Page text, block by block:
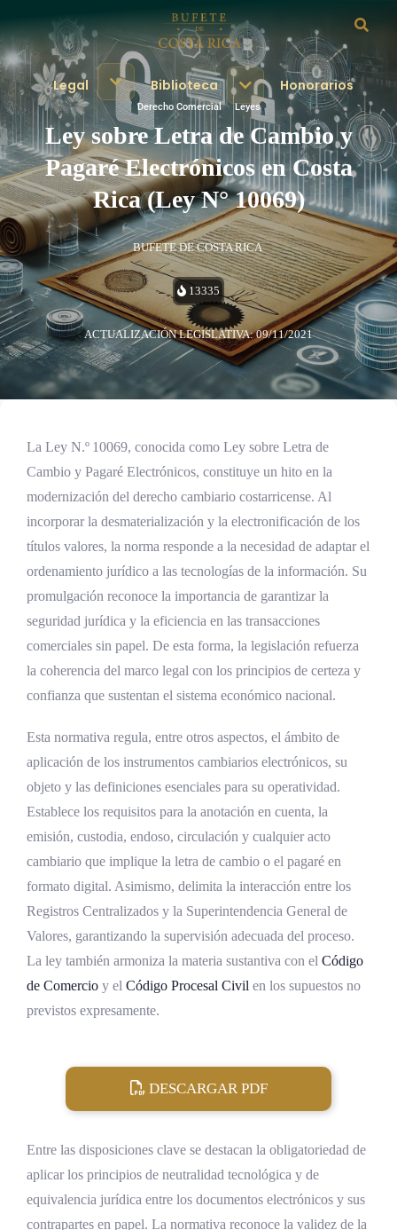
Legal Biblioteca Honorarios
Derecho Comercial·Leyes
Ley sobre Letra de Cambio y
Pagaré Electrónicos en Costa
Rica (Ley N° 10069)
BUFETE DE COSTA RICA
13335
ACTUALIZACIÓN LEGISLATIVA: 09/11/2021
La Ley N.º 10069, conocida como Ley sobre Letra de
Cambio y Pagaré Electrónicos, constituye un hito en la
modernización del derecho cambiario costarricense. Al
incorporar la desmaterialización y la electronificación de los
títulos valores, la norma responde a la necesidad de adaptar el
ordenamiento jurídico a las tecnologías de la información. Su
promulgación reconoce la importancia de garantizar la
seguridad jurídica y la eficiencia en las transacciones
comerciales sin papel. De esta forma, la legislación refuerza
la coherencia del marco legal con los principios de certeza y
confianza que sustentan el sistema económico nacional.
Esta normativa regula, entre otros aspectos, el ámbito de
aplicación de los instrumentos cambiarios electrónicos, su
objeto y las definiciones esenciales para su operatividad.
Establece los requisitos para la anotación en cuenta, la
emisión, custodia, endoso, circulación y cualquier acto
cambiario que implique la letra de cambio o el pagaré en
formato digital. Asimismo, delimita la interacción entre los
Registros Centralizados y la Superintendencia General de
Valores, garantizando la supervisión adecuada del proceso.
La ley también armoniza la materia sustantiva con el Código
de Comercio y el Código Procesal Civil en los supuestos no
previstos expresamente.
DESCARGAR PDF
Entre las disposiciones clave se destacan la obligatoriedad de
aplicar los principios de neutralidad tecnológica y de
equivalencia jurídica entre los documentos electrónicos y sus
contrapartes en papel. La normativa reconoce la validez de la